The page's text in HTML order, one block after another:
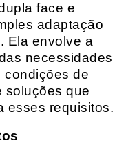
face e
adaptação
Ela envolve a
necessidades
condições de
soluções que
esses requisitos.